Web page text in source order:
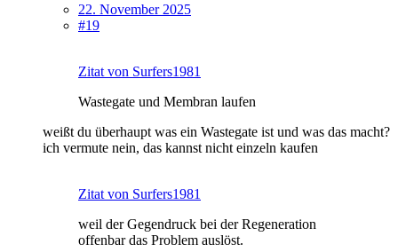
22. November 2025
#19
Zitat von Surfers1981
Wastegate und Membran laufen
weißt du überhaupt was ein Wastegate ist und was das macht?
ich vermute nein, das kannst nicht einzeln kaufen
Zitat von Surfers1981
weil der Gegendruck bei der Regeneration
offenbar das Problem auslöst.